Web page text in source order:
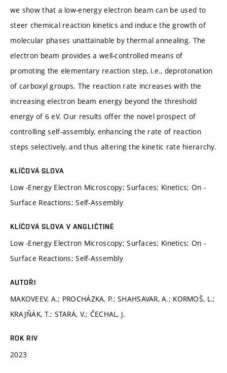
we show that a low-energy electron beam can be used to
steer chemical reaction kinetics and induce the growth of
molecular phases unattainable by thermal annealing. The
electron beam provides a well-controlled means of
promoting the elementary reaction step, i.e., deprotonation
of carboxyl groups. The reaction rate increases with the
increasing electron beam energy beyond the threshold
energy of 6 eV. Our results offer the novel prospect of
controlling self-assembly, enhancing the rate of reaction
steps selectively, and thus altering the kinetic rate hierarchy.
KLÍČOVÁ SLOVA
Low -Energy Electron Microscopy; Surfaces; Kinetics; On -
Surface Reactions; Self-Assembly
KLÍČOVÁ SLOVA V ANGLIČTINĚ
Low -Energy Electron Microscopy; Surfaces; Kinetics; On -
Surface Reactions; Self-Assembly
AUTOŘI
MAKOVEEV, A.; PROCHÁZKA, P.; SHAHSAVAR, A.; KORMOŠ, L.;
KRAJŇÁK, T.; STARÁ, V.; ČECHAL, J.
ROK RIV
2023